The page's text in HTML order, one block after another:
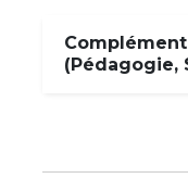
(Pédagogie,